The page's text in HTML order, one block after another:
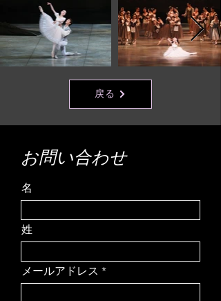
戻る
お問い合わせ
名
姓
メールアドレス